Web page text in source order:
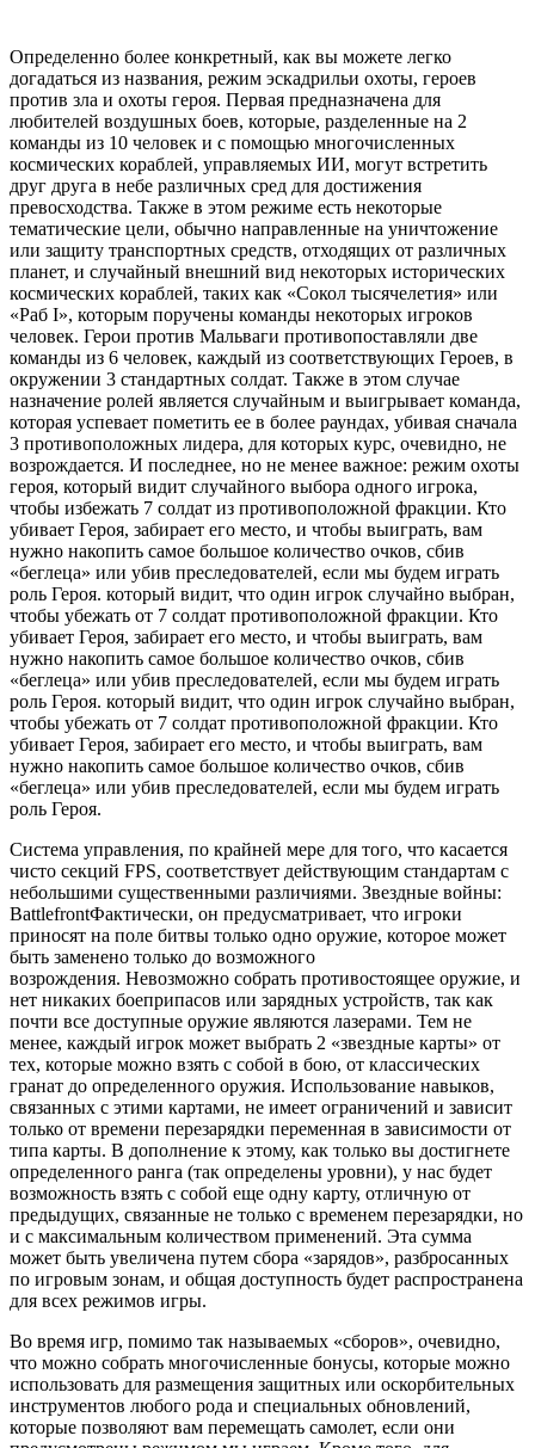
Определенно более конкретный, как вы можете легко
догадаться из названия, режим эскадрильи охоты, героев
против зла и охоты героя. Первая предназначена для
любителей воздушных боев, которые, разделенные на 2
команды из 10 человек и с помощью многочисленных
космических кораблей, управляемых ИИ, могут встретить
друг друга в небе различных сред для достижения
превосходства. Также в этом режиме есть некоторые
тематические цели, обычно направленные на уничтожение
или защиту транспортных средств, отходящих от различных
планет, и случайный внешний вид некоторых исторических
космических кораблей, таких как «Сокол тысячелетия» или
«Раб I», которым поручены команды некоторых игроков
человек. Герои против Мальваги противопоставляли две
команды из 6 человек, каждый из соответствующих Героев, в
окружении 3 стандартных солдат. Также в этом случае
назначение ролей является случайным и выигрывает команда,
которая успевает пометить ее в более раундах, убивая сначала
3 противоположных лидера, для которых курс, очевидно, не
возрождается. И последнее, но не менее важное: режим охоты
героя, который видит случайного выбора одного игрока,
чтобы избежать 7 солдат из противоположной фракции. Кто
убивает Героя, забирает его место, и чтобы выиграть, вам
нужно накопить самое большое количество очков, сбив
«беглеца» или убив преследователей, если мы будем играть
роль Героя. который видит, что один игрок случайно выбран,
чтобы убежать от 7 солдат противоположной фракции. Кто
убивает Героя, забирает его место, и чтобы выиграть, вам
нужно накопить самое большое количество очков, сбив
«беглеца» или убив преследователей, если мы будем играть
роль Героя. который видит, что один игрок случайно выбран,
чтобы убежать от 7 солдат противоположной фракции. Кто
убивает Героя, забирает его место, и чтобы выиграть, вам
нужно накопить самое большое количество очков, сбив
«беглеца» или убив преследователей, если мы будем играть
роль Героя.
Система управления, по крайней мере для того, что касается
чисто секций FPS, соответствует действующим стандартам с
небольшими существенными различиями. Звездные войны:
BattlefrontФактически, он предусматривает, что игроки
приносят на поле битвы только одно оружие, которое может
быть заменено только до возможного
возрождения. Невозможно собрать противостоящее оружие, и
нет никаких боеприпасов или зарядных устройств, так как
почти все доступные оружие являются лазерами. Тем не
менее, каждый игрок может выбрать 2 «звездные карты» от
тех, которые можно взять с собой в бою, от классических
гранат до определенного оружия. Использование навыков,
связанных с этими картами, не имеет ограничений и зависит
только от времени перезарядки переменная в зависимости от
типа карты. В дополнение к этому, как только вы достигнете
определенного ранга (так определены уровни), у нас будет
возможность взять с собой еще одну карту, отличную от
предыдущих, связанные не только с временем перезарядки, но
и с максимальным количеством применений. Эта сумма
может быть увеличена путем сбора «зарядов», разбросанных
по игровым зонам, и общая доступность будет распространена
для всех режимов игры.
Во время игр, помимо так называемых «сборов», очевидно,
что можно собрать многочисленные бонусы, которые можно
использовать для размещения защитных или оскорбительных
инструментов любого рода и специальных обновлений,
которые позволяют вам перемещать самолет, если они